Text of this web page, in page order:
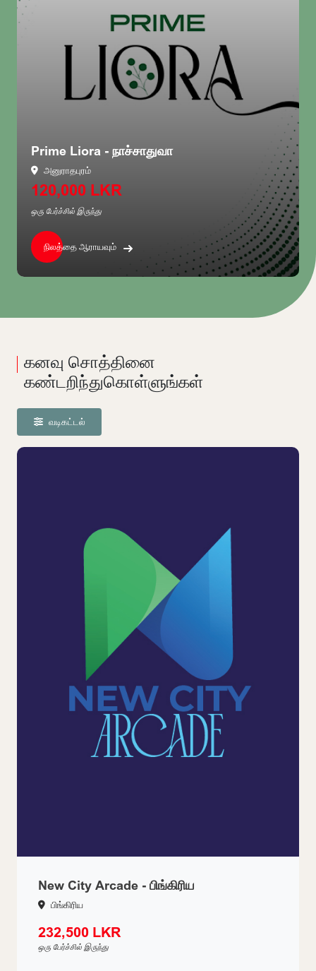
Prime Liora - நாச்சாதுவா
அனுராதபுரம்
120,000 LKR
ஒரு பேர்ச்சில் இருந்து
நிலத்தை ஆராயவும்
கனவு சொத்தினை
கண்டறிந்துகொள்ளுங்கள்
வடிகட்டல்
New City Arcade - பிங்கிரிய
பிங்கிரிய
232,500 LKR
ஒரு பேர்ச்சில் இருந்து